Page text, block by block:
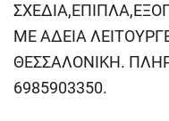
ΜΕ ΑΔΕΙΑ
ΘΕΣΣΑΛΟΝΙΚΗ.
6985903350.